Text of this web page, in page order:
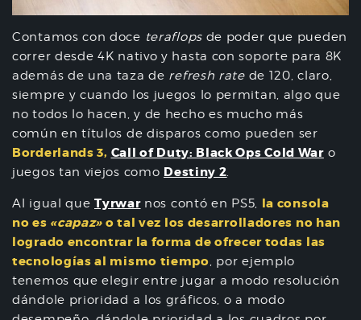
Contamos con doce teraflops de poder que pueden
correr desde 4K nativo y hasta con soporte para 8K
además de una taza de refresh ratede 120, claro,
siempre y cuando los juegos lo permitan, algo que
no todos lo hacen, y de hecho es mucho más
común en títulos de disparos como pueden ser
Borderlands 3, Call of Duty: Black Ops Cold Waro
juegos tan viejos como Destiny 2
Al igual queTyrwarnos contó en PS5, la consola
no es «capaz» o tal vez los desarrolladores no han
logrado encontrar la forma de ofrecer todas las
tecnologías al mismo tiempo , por ejemplo
tenemos que elegir entre jugar a modo resolución
dándole prioridad a los gráficos, o a modo